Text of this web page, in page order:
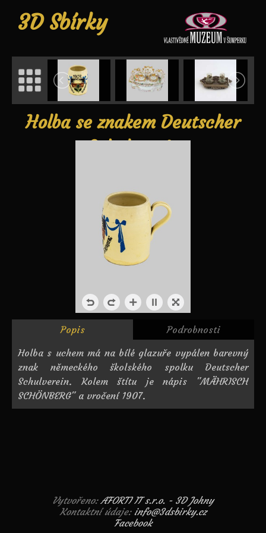
3D Sbírky
Holba se znakem Deutscher
Schulverein
Popis
Podrobnosti
Holba s uchem má na bílé glazuře vypálen barevný
znak německého školského spolku Deutscher
Schulverein. Kolem štítu je nápis "MÄHRISCH
SCHÖNBERG" a vročení 1907.
Vytvořeno:AFORTI IT s.r.o. - 3D Johny
Kontaktní údaje: info@3dsbirky.cz
Facebook